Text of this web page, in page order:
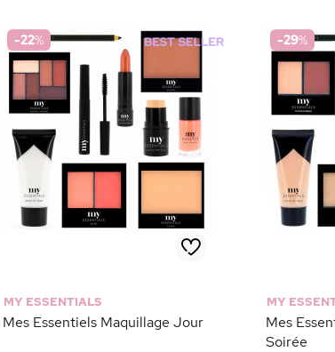
-22%
MY ESSENTIALS
Mes Essentiels Maquillage Jour
-29%
MY
Mes
Soirée